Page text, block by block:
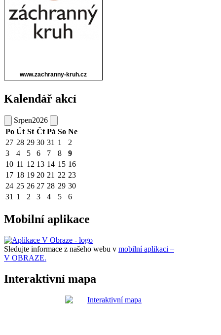
Kalendář akcí
Srpen2026
Po Út St Čt Pá So Ne
27 28 29 30 31 1
2
3
4 5 6 7 8
9
10 11 12 13 14 15 16
17 18 19 20 21 22 23
24 25 26 27 28 29 30
31 1 2 3 4 5 6
Mobilní aplikace
Sledujte informace z našeho webu v mobilní aplikaci –
V OBRAZE.
Interaktivní mapa